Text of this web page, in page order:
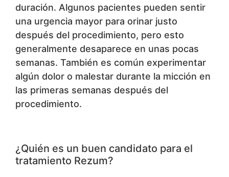
duración. Algunos pacientes pueden sentir
una urgencia mayor para orinar justo
después del procedimiento, pero esto
generalmente desaparece en unas pocas
semanas. También es común experimentar
algún dolor o malestar durante la micción en
las primeras semanas después del
procedimiento.
¿Quién es un buen candidato para el
tratamiento Rezum?